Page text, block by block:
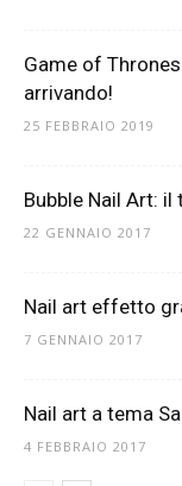
Game of
arrivando!
25 FEBBRAIO 2019
Bubble Nail Art:
22 GENNAIO 2017
Nail art effetto
7 GENNAIO 2017
Nail art a tema
4 FEBBRAIO 2017